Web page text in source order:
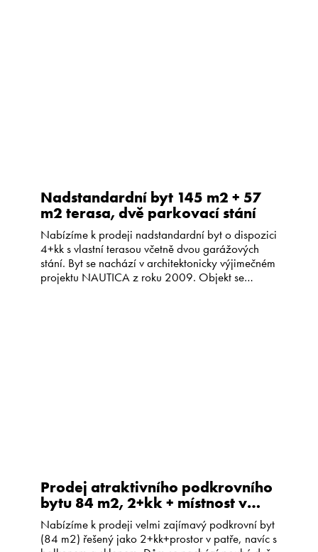
Nadstandardní byt 145 m2 + 57
m2 terasa, dvě parkovací stání
Nabízíme k prodeji nadstandardní byt o dispozici
4+kk s vlastní terasou včetně dvou garážových
stání. Byt se nachází v architektonicky výjimečném
projektu NAUTICA z roku 2009. Objekt se
Prodej atraktivního podkrovního
bytu 84 m2, 2+kk + místnost v
patře, 2 minuty od metra Anděl
Nabízíme k prodeji velmi zajímavý podkrovní byt
(84 m2) řešený jako 2+kk+prostor v patře, navíc s